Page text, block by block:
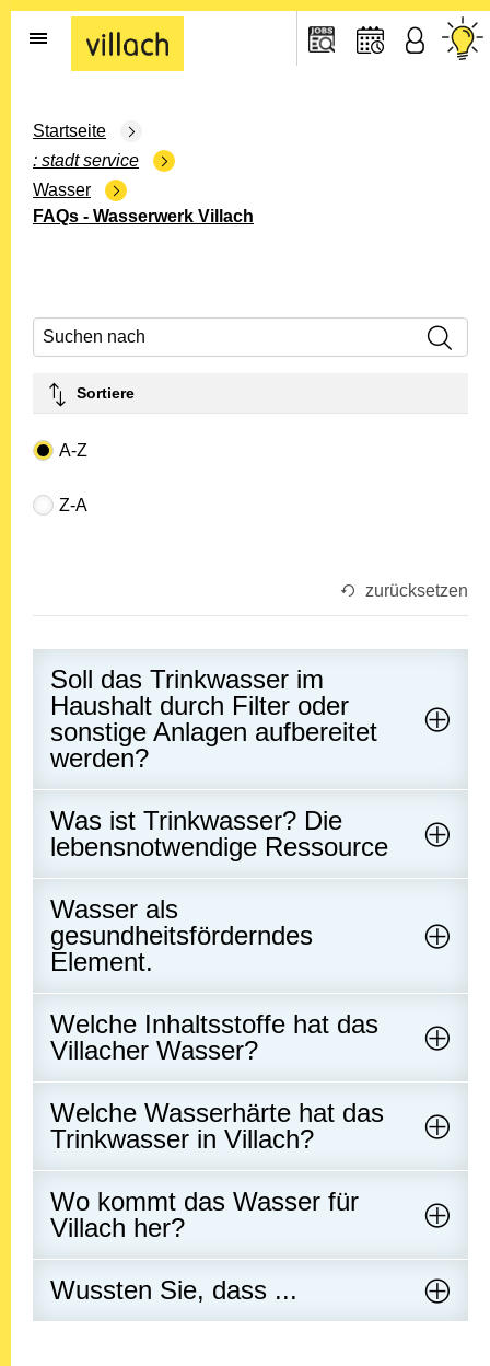
Gehe zur Startseite
Startseite
stadt service
Wasser
FAQs - Wasserwerk Villach
Suchen nach
Sortiere
Drop-down- Art
A-Z
Z-A
zurücksetzen
Soll das Trinkwasser im
Haushalt durch Filter oder
sonstige Anlagen aufbereitet
werden?
Was ist Trinkwasser? Die
lebensnotwendige Ressource
Wasser als
gesundheitsförderndes
Element.
Welche Inhaltsstoffe hat das
Villacher Wasser?
Welche Wasserhärte hat das
Trinkwasser in Villach?
Wo kommt das Wasser für
Villach her?
Wussten Sie, dass ...